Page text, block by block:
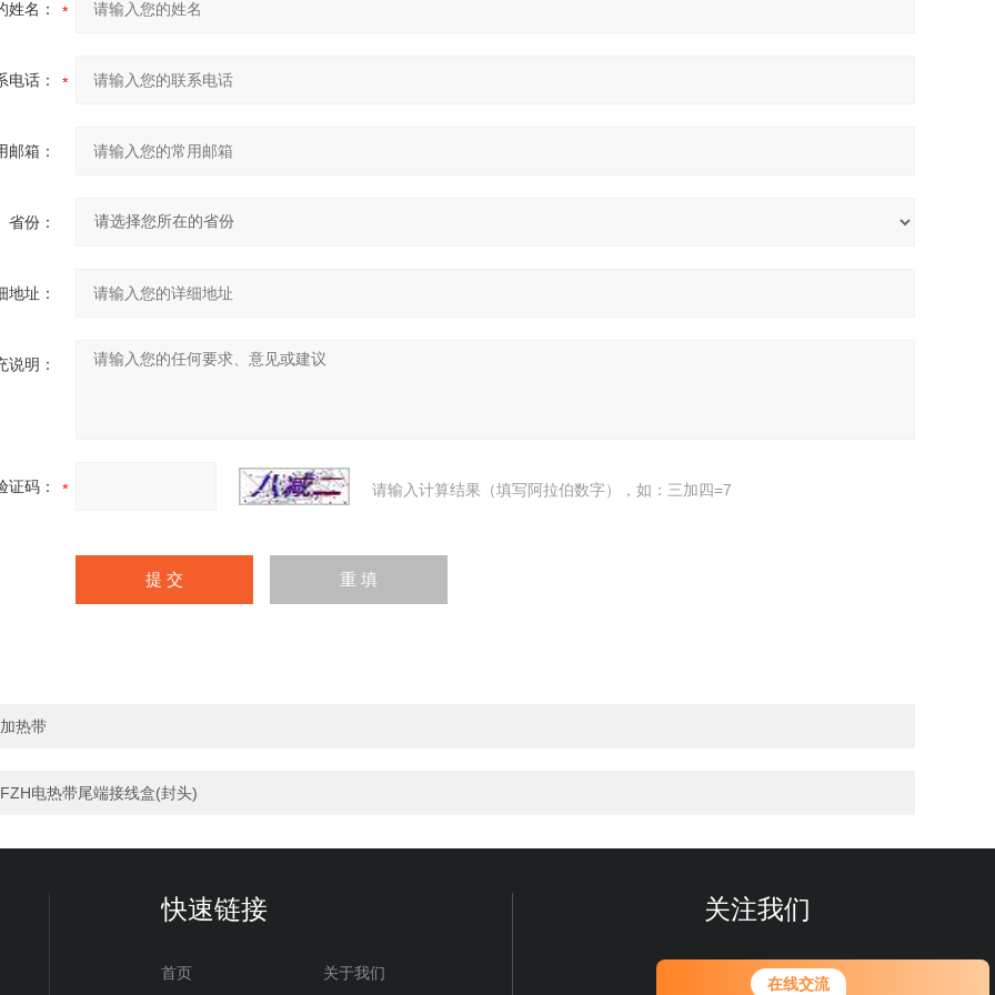
在线交流
您好！欢迎前来咨询，很高兴为您
姓名：
电话：
邮箱：
省份：
地址：
说明：
证码： 请输入计算结果（填写阿拉伯数字），如：三加四=7
加热带
FZH电热带尾端接线盒(封头)
快速链接
首页 关于我们
关注我们